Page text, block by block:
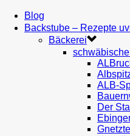
Blog
Backstube – Rezepte
Bäckerei
ALB-
Der